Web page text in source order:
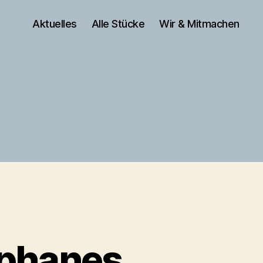
Aktuelles Alle Stücke Wir & Mitmachen